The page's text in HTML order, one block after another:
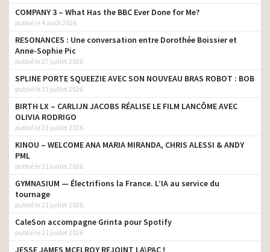
COMPANY 3 – What Has the BBC Ever Done for Me?
publié le 4 août 2026
RESONANCES : Une conversation entre Dorothée Boissier et
Anne-Sophie Pic
publié le 27 juillet 2026
SPLINE PORTE SQUEEZIE AVEC SON NOUVEAU BRAS ROBOT : BOB
publié le 23 juillet 2026
BIRTH LX – CARLIJN JACOBS RÉALISE LE FILM LANCÔME AVEC
OLIVIA RODRIGO
publié le 23 juillet 2026
KINOU – WELCOME ANA MARIA MIRANDA, CHRIS ALESSI & ANDY
PML
publié le 21 juillet 2026
GYMNASIUM — Électrifions la France. L’IA au service du
tournage
publié le 21 juillet 2026
CaleSon accompagne Grinta pour Spotify
publié le 21 juillet 2026
JESSE JAMES MCELROY REJOINT LA\PAC !